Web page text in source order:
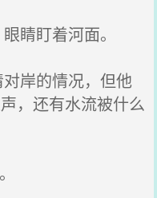
睛盯着河面。
岸的情况，但他
，还有水流被什么